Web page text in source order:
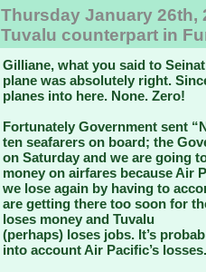
Thursday January 26th,
Tuvalu counterpart in
Gilliane, what you said to
plane was absolutely right.
planes into here. None. Zero!
Fortunately Government sent
ten seafarers on board; the
on Saturday and we are going
money on airfares because Air
we lose again by having to
are getting there too soon for
loses money and Tuvalu
(perhaps) loses jobs. It’s
into account Air Pacific’s losses.